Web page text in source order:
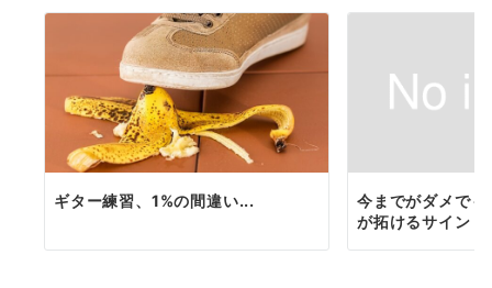
ギター練習、1%の間違い...
今までがダメで
が拓けるサイン